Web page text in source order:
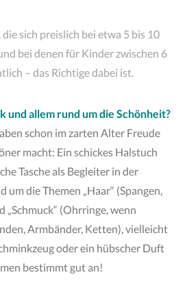
sich preislich bei etwa 5 bis 10
bei denen für Kinder zwischen 6
– das Richtige dabei ist.
und allem rund um die Schönheit?
schon im zarten Alter Freude
macht: Ein schickes Halstuch
Tasche als Begleiter in der
um die Themen „Haar“ (Spangen,
„Schmuck“ (Ohrringe, wenn
Armbänder, Ketten), vielleicht
oder ein hübscher Duft
bestimmt gut an!